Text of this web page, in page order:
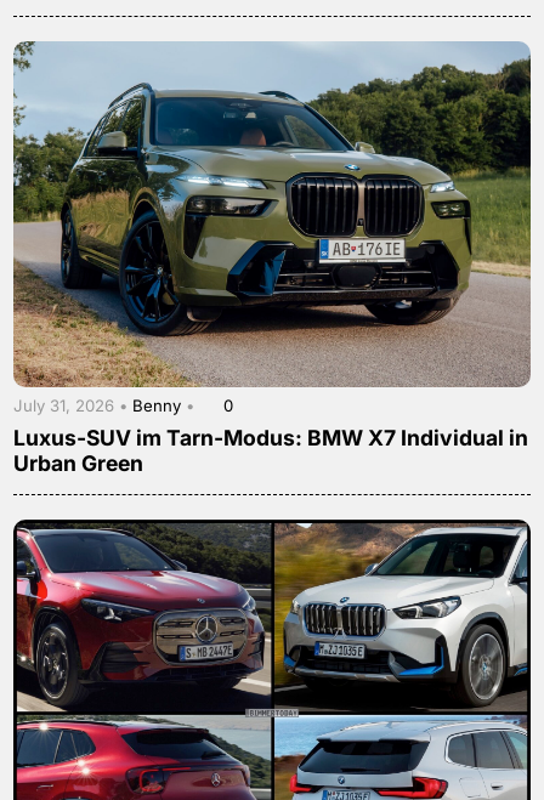
July 31, 2026 • Benny • 0
Luxus-SUV im Tarn-Modus: BMW X7 Individual in
Urban Green